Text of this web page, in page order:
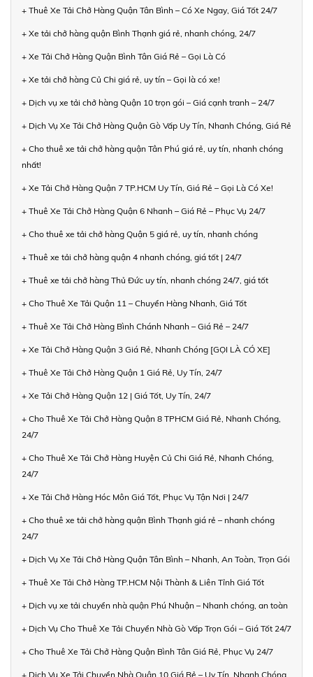
+ Thuê Xe Tải Chở Hàng Quận Tân Bình – Có Xe Ngay, Giá Tốt 24/7
+ Xe tải chở hàng quận Bình Thạnh giá rẻ, nhanh chóng, 24/7
+ Xe Tải Chở Hàng Quận Bình Tân Giá Rẻ – Gọi Là Có
+ Xe tải chở hàng Củ Chi giá rẻ, uy tín – Gọi là có xe!
+ Dịch vụ xe tải chở hàng Quận 10 trọn gói – Giá cạnh tranh – 24/7
+ Dịch Vụ Xe Tải Chở Hàng Quận Gò Vấp Uy Tín, Nhanh Chóng, Giá Rẻ
+ Cho thuê xe tải chở hàng quận Tân Phú giá rẻ, uy tín, nhanh chóng
nhất!
+ Xe Tải Chở Hàng Quận 7 TP.HCM Uy Tín, Giá Rẻ – Gọi Là Có Xe!
+ Thuê Xe Tải Chở Hàng Quận 6 Nhanh – Giá Rẻ – Phục Vụ 24/7
+ Cho thuê xe tải chở hàng Quận 5 giá rẻ, uy tín, nhanh chóng
+ Thuê xe tải chở hàng quận 4 nhanh chóng, giá tốt | 24/7
+ Thuê xe tải chở hàng Thủ Đức uy tín, nhanh chóng 24/7, giá tốt
+ Cho Thuê Xe Tải Quận 11 – Chuyển Hàng Nhanh, Giá Tốt
+ Thuê Xe Tải Chở Hàng Bình Chánh Nhanh – Giá Rẻ – 24/7
+ Xe Tải Chở Hàng Quận 3 Giá Rẻ, Nhanh Chóng [GỌI LÀ CÓ XE]
+ Thuê Xe Tải Chở Hàng Quận 1 Giá Rẻ, Uy Tín, 24/7
+ Xe Tải Chở Hàng Quận 12 | Giá Tốt, Uy Tín, 24/7
+ Cho Thuê Xe Tải Chở Hàng Quận 8 TPHCM Giá Rẻ, Nhanh Chóng,
24/7
+ Cho Thuê Xe Tải Chở Hàng Huyện Củ Chi Giá Rẻ, Nhanh Chóng,
24/7
+ Xe Tải Chở Hàng Hóc Môn Giá Tốt, Phục Vụ Tận Nơi | 24/7
+ Cho thuê xe tải chở hàng quận Bình Thạnh giá rẻ – nhanh chóng
24/7
+ Dịch Vụ Xe Tải Chở Hàng Quận Tân Bình – Nhanh, An Toàn, Trọn Gói
+ Thuê Xe Tải Chở Hàng TP.HCM Nội Thành & Liên Tỉnh Giá Tốt
+ Dịch vụ xe tải chuyển nhà quận Phú Nhuận – Nhanh chóng, an toàn
+ Dịch Vụ Cho Thuê Xe Tải Chuyển Nhà Gò Vấp Trọn Gói – Giá Tốt 24/7
+ Cho Thuê Xe Tải Chở Hàng Quận Bình Tân Giá Rẻ, Phục Vụ 24/7
+ Dịch Vụ Xe Tải Chuyển Nhà Quận 10 Giá Rẻ – Uy Tín, Nhanh Chóng